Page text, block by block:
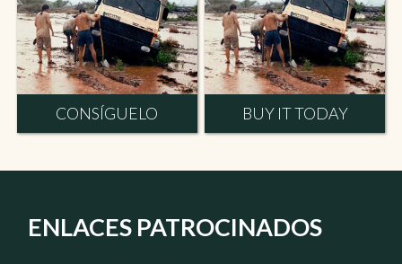
CONSÍGUELO BUY IT TODAY
ENLACES PATROCINADOS